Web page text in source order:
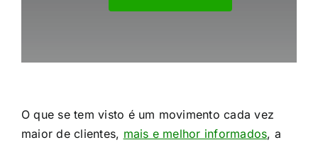
O que se tem visto é um movimento cada vez
maior de clientes, mais e melhor informados, a